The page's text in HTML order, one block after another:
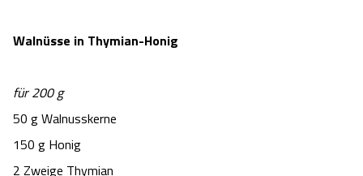
Walnüsse in Thymian-Honig
für 200 g
50 g Walnusskerne
150 g Honig
2 Zweige Thymian